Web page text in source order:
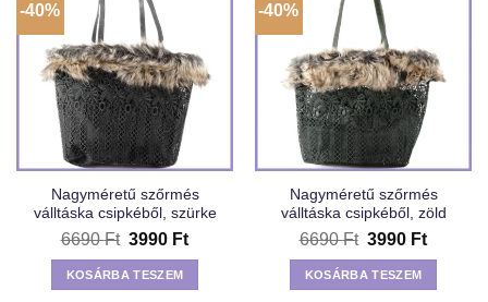
-40%
Nagyméretű szőrmés
válltáska csipkéből, szürke
6690Ft Original
price
was:
6690 Ft.
3990 FtCurrent
price
3990 Ft.
KOSÁRBA TESZEM
-40%
Nagyméretű szőrmés
válltáska csipkéből, zöld
6690Ft Original
price
was:
6690 Ft.
3990 FtCurrent
price
3990
KOSÁRBA TESZEM